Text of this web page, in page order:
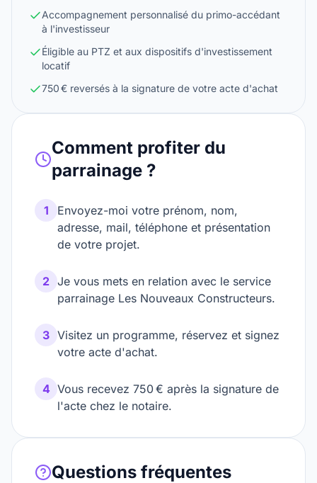
Comment profiter du
parrainage ?
1
Envoyez-moi votre prénom, nom,
adresse, mail, téléphone et présentation
de votre projet.
2 Je vous mets en relation avec le service
parrainage Les Nouveaux Constructeurs.
3 Visitez un programme, réservez et signez
votre acte d'achat.
4 Vous recevez 750 € après la signature de
l'acte chez le notaire.
Questions fréquentes
Accompagnement personnalisé du primo-accédant
à l'investisseur
Éligible au PTZ et aux dispositifs d'investissement
locatif
750 € reversés à la signature de votre acte d'achat